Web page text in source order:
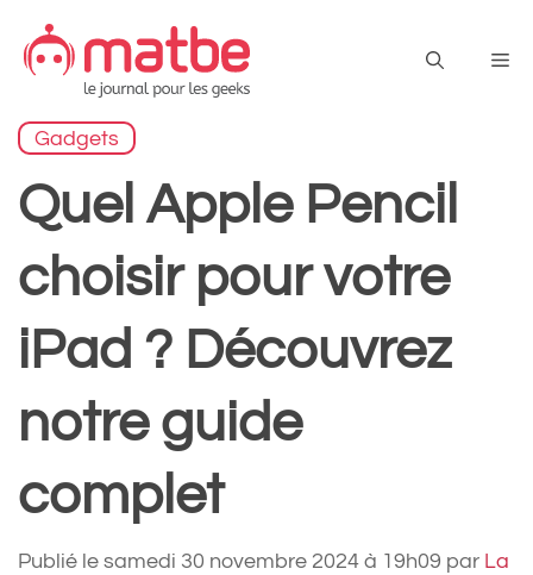
contenu
Gadgets
Quel Apple Pencil
choisir pour votre
iPad ? Découvrez
notre guide
complet
Publié le samedi 30 novembre 2024 à 19h09 par La